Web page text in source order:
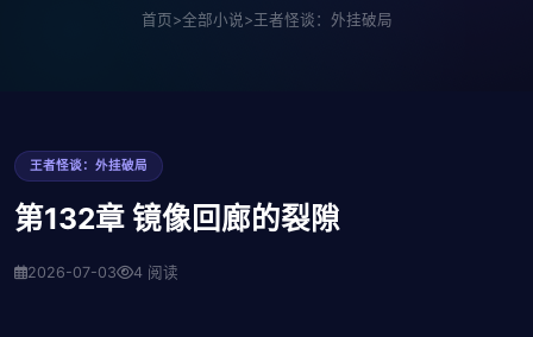
首页>全部小说>王者怪谈：外挂破局
王者怪谈：外挂破局
第132章 镜像回廊的裂隙
2026-07-03 4 阅读